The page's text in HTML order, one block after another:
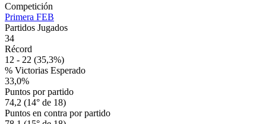
Competición
Primera FEB
Partidos Jugados
34
Récord
12 - 22 (35,3%)
% Victorias Esperado
33,0%
Puntos por partido
74,2 (14° de 18)
Puntos en contra por partido